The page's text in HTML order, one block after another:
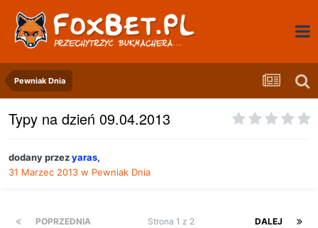
Pewniak Dnia
Typy na dzień 09.04.2013
dodany przezyaras,
31 Marzec 2013 w Pewniak Dnia
POPRZEDNIA DALEJ
Strona 1 z 2